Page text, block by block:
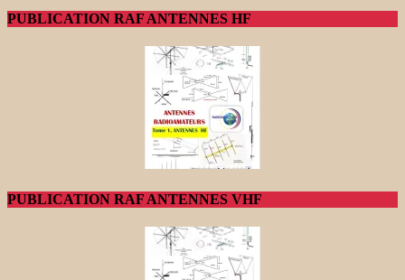
PUBLICATION RAF ANTENNES HF
PUBLICATION RAF ANTENNES VHF